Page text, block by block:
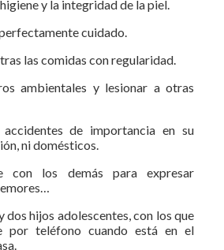
y la integridad de la piel.
cuidado.
las comidas con regularidad.
ambientales y lesionar a otras
de importancia en su
ni domésticos.
con los demás para expresar
dos hijos adolescentes, con los que
por teléfono cuando está en el